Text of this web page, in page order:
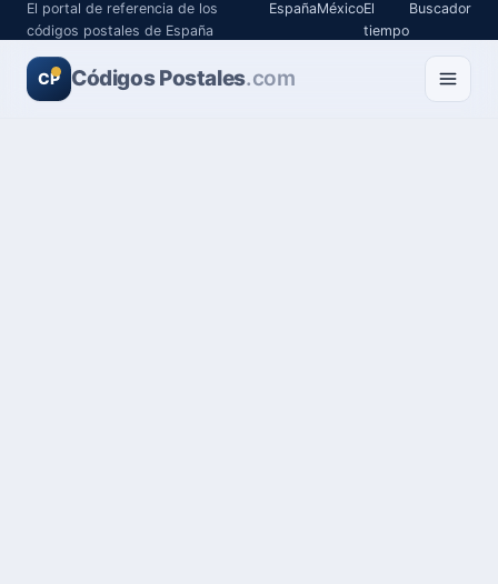
El portal de referencia de los
códigos postales de España
EspañaMéxicoEl
tiempo
Buscador
CP Códigos Postales.com